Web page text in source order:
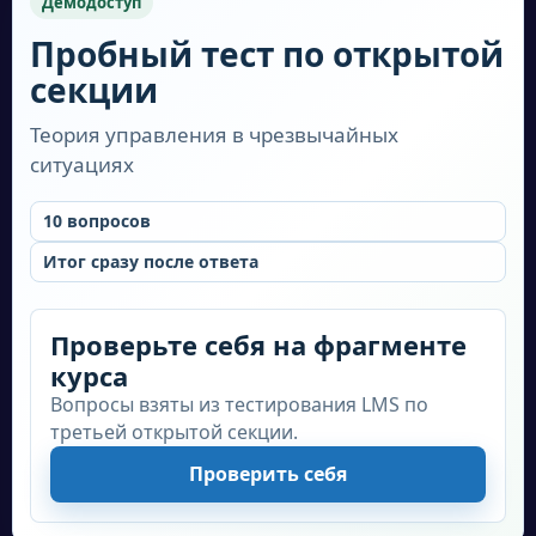
ситуации, спасение и эвакуацию людей из
опасных зон, оказание первой помощи и
медицинской помощи пострадавшим,
предупреждение и ликвидацию последствий
специализации, спасатели могут также
заниматься ликвидацией пожаров,
другими задачами.
Востребованность в настоящее время:
Спасатели всегда востребованы. Ведь к
сожалению, чрезвычайные ситуации
происходят постоянно и в любом месте.
Пробный тест по открытой
секции
Теория управления в чрезвычайных
ситуациях
10 вопросов
Итог сразу после ответа
Проверьте себя на фрагменте
курса
Вопросы взяты из тестирования LMS по
третьей открытой секции.
Проверить себя